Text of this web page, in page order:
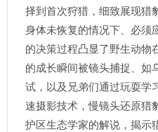
择到首次狩猎，细致展现猎
身体未恢复的情况下、必须
的决策过程凸显了野生动物
的成长瞬间被镜头捕捉、如
试，以及兄弟们通过玩耍学
速摄影技术，慢镜头还原猎
护区生态学家的解说，揭示